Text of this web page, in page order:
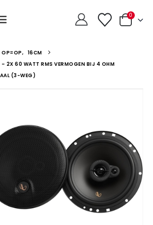
0
OP=OP, 16CM
2X 60 WATT RMS VERMOGEN BIJ 4 OHM
(3-WEG)